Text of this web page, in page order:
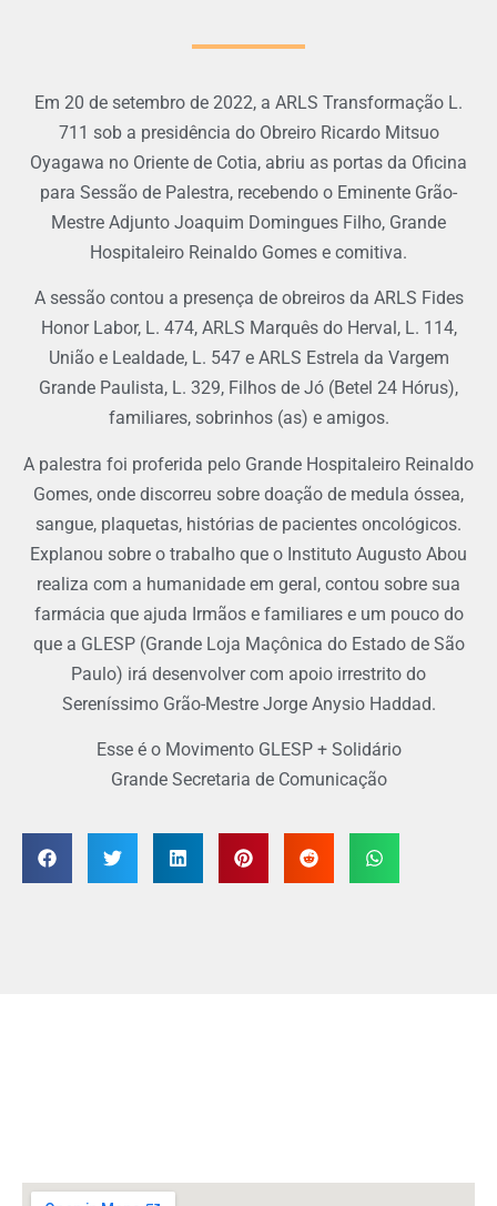
Em 20 de setembro de 2022, a ARLS Transformação L.
711 sob a presidência do Obreiro Ricardo Mitsuo
Oyagawa no Oriente de Cotia, abriu as portas da Oficina
para Sessão de Palestra, recebendo o Eminente Grão-
Mestre Adjunto Joaquim Domingues Filho, Grande
Hospitaleiro Reinaldo Gomes e comitiva.
A sessão contou a presença de obreiros da ARLS Fides
Honor Labor, L. 474, ARLS Marquês do Herval, L. 114,
União e Lealdade, L. 547 e ARLS Estrela da Vargem
Grande Paulista, L. 329, Filhos de Jó (Betel 24 Hórus),
familiares, sobrinhos (as) e amigos.
A palestra foi proferida pelo Grande Hospitaleiro Reinaldo
Gomes, onde discorreu sobre doação de medula óssea,
sangue, plaquetas, histórias de pacientes oncológicos.
Explanou sobre o trabalho que o Instituto Augusto Abou
realiza com a humanidade em geral, contou sobre sua
farmácia que ajuda Irmãos e familiares e um pouco do
que a GLESP (Grande Loja Maçônica do Estado de São
Paulo) irá desenvolver com apoio irrestrito do
Sereníssimo Grão-Mestre Jorge Anysio Haddad.
Esse é o Movimento GLESP + Solidário
Grande Secretaria de Comunicação